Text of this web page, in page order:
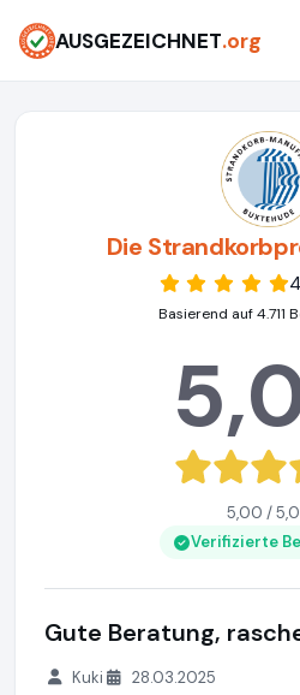
AUSGEZEICHNET.org
Die
Basierend auf 4.711
5,00 /
Verifizierte
Gute Beratung,
Kuki 28.03.2025